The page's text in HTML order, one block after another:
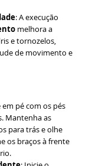
: A execução
melhora a
e tornozelos,
de movimento e
em pé com os pés
Mantenha as
para trás e olhe
os braços à frente